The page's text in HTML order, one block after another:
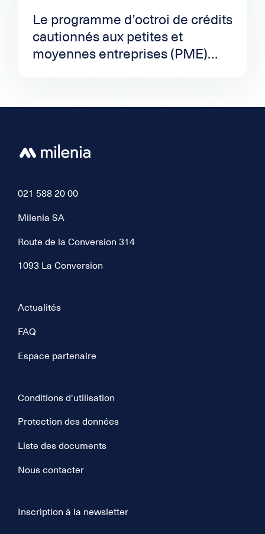
Le programme d’octroi de crédits
cautionnés aux petites et
moyennes entreprises (PME)
mars 2020. Dès maintenant, les
de leur banque principale.
021 588 20 00
Milenia SA
Route de la Conversion 314
1093 La Conversion
Actualités
FAQ
Espace partenaire
Conditions d'utilisation
Protection des données
Liste des documents
Nous contacter
Inscription à la newsletter